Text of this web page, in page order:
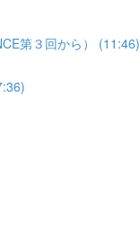
第３回から） (11:46)